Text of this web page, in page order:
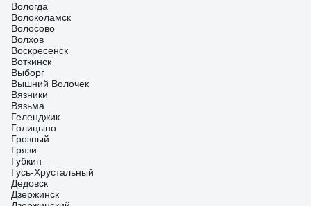
Вологда
Волоколамск
Волосово
Волхов
Воскресенск
Воткинск
Выборг
Вышний Волочек
Вязники
Вязьма
Геленджик
Голицыно
Грозный
Грязи
Губкин
Гусь-Хрустальный
Дедовск
Дзержинск